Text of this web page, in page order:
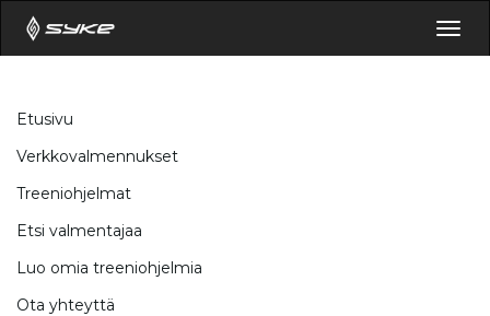
Etusivu
Verkkovalmennukset
Treeniohjelmat
Etsi valmentajaa
Luo omia treeniohjelmia
Ota yhteyttä